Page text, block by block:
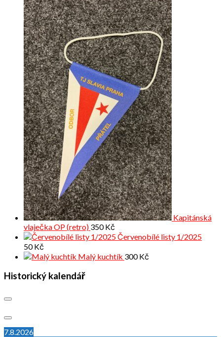
Kapitánská
vlaječka OP (retro) 350Kč
Červenobílé listy 1/2025
50Kč
Malý kuchtík 300Kč
Historický kalendář
7.8.2026